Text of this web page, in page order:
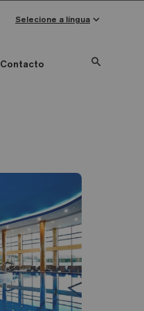
Contacto search
Selecione a língua keyboard_arrow_down